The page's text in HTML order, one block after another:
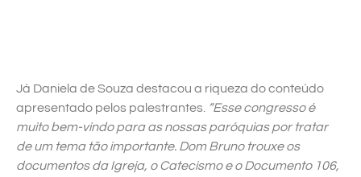
Já Daniela de Souza destacou a riqueza do conteúdo
apresentado pelos palestrantes.
“Esse congresso é
muito bem-vindo para as nossas paróquias por tratar
de um tema tão importante. Dom Bruno trouxe os
documentos da Igreja, o Catecismo e o Documento 106,